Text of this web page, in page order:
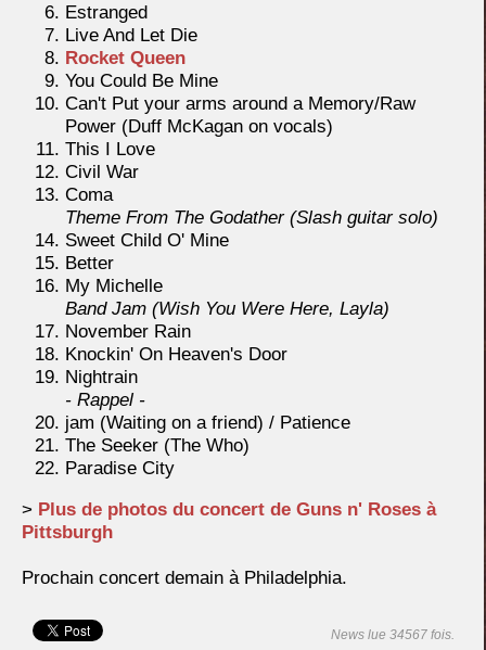
Estranged
Live And Let Die
Rocket Queen
You Could Be Mine
Can't Put your arms around a Memory/Raw
Power (Duff McKagan on vocals)
This I Love
Civil War
Coma
Theme From The Godather (Slash guitar solo)
Sweet Child O' Mine
Better
My Michelle
Band Jam (Wish You Were Here, Layla)
November Rain
Knockin' On Heaven's Door
Nightrain
- Rappel -
jam (Waiting on a friend) / Patience
The Seeker (The Who)
Paradise City
> Plus de photos du concert de Guns n' Roses à
Pittsburgh
Prochain concert demain à Philadelphia.
News lue 34567 fois.